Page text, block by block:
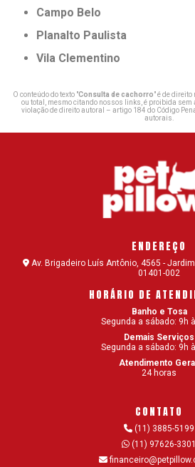
Campo Belo
Planalto Paulista
Vila Clementino
O conteúdo do texto "Consulta de cachorro" é de
ou total, mesmo citando nossos links, é proibida sem
violação de direito autoral – artigo 184 do Código
autorais
ENDEREÇO
Av. Brigadeiro Luís Antônio, 4565 -
01401-002
HORÁRIO DE
Banho e Tosa
Segunda a sábado: 9h
Demais Serviços
Segunda a sábado: 9h
Atendimento
24 horas
CONTATO
(11) 3885-5199
(11) 97626-3301